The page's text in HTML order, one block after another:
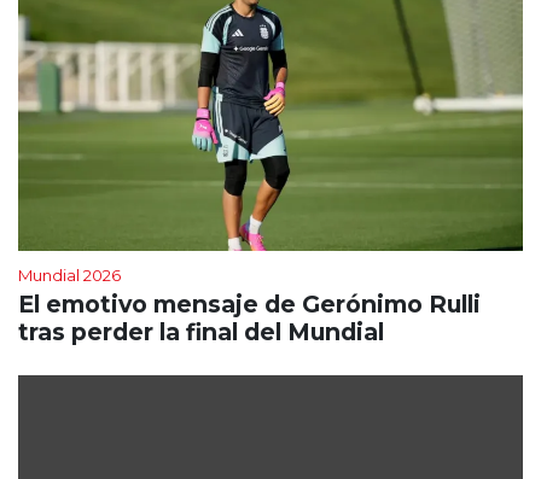
Mundial 2026
El emotivo mensaje de Gerónimo Rulli
tras perder la final del Mundial